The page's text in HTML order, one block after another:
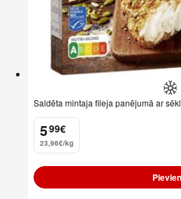
Saldēta mintaja fileja panējumā ar
5
. 99€
23,96€/kg